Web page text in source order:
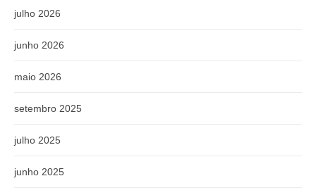
julho 2026
junho 2026
maio 2026
setembro 2025
julho 2025
junho 2025